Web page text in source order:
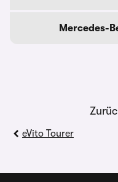
Mercedes-
eVito Tourer